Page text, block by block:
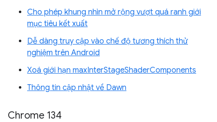
Cho phép khung nhìn mở rộng vượt quá ranh giới
mục tiêu kết xuất
Dễ dàng truy cập vào chế độ tương thích thử
nghiệm trên Android
Xoá giới hạn maxInterStageShaderComponents
Thông tin cập nhật về Dawn
Chrome 134